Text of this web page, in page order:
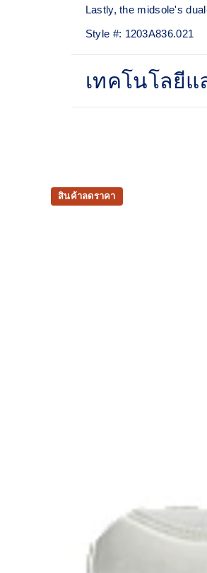
Lastly, the midsole's
Style #: 1203A836.021
เทคโนโลยี
สินค้าลดราคา